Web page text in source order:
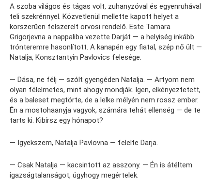
A szoba világos és tágas volt, zuhanyzóval és egyenruhával
teli szekrénnyel. Közvetlenül mellette kapott helyet a
korszerűen felszerelt orvosi rendelő. Este Tamara
Grigorjevna a nappaliba vezette Darját — a helyiség inkább
trónteremre hasonlított. A kanapén egy fiatal, szép nő ült —
Natalja, Konsztantyin Pavlovics felesége.
— Dása, ne félj — szólt gyengéden Natalja. — Artyom nem
olyan félelmetes, mint ahogy mondják. Igen, elkényeztetett,
és a baleset megtörte, de a lelke mélyén nem rossz ember.
Én a mostohaanyja vagyok, számára tehát ellenség — de te
tarts ki. Kibírsz egy hónapot?
— Igyekszem, Natalja Pavlovna — felelte Darja.
— Csak Natalja — kacsintott az asszony. — Én is átéltem
igazságtalanságot, úgyhogy megértelek.